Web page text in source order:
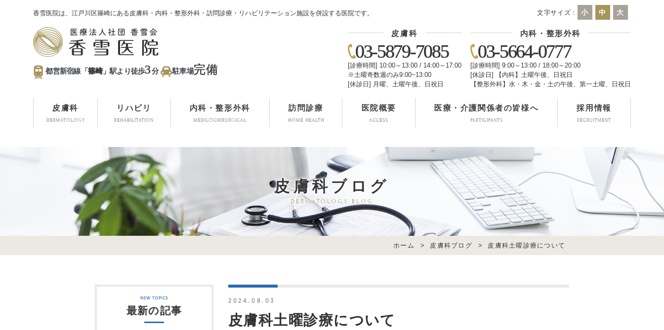
香雪医院は、江戸川区篠崎にある皮膚科・内科・整形外科・訪問診療・リハビリテーション施設を併設する医院です。 文字サイズ： 小 中 大
都営新宿線「篠崎」駅より徒歩3分 駐車場完備
皮膚科
03-5879-7085
[診療時間] 10:00～13:00 / 14:00～17:00
※土曜奇数週のみ9:00~13:00
[休診日] 月曜、土曜午後、日祝日
内科・整形外科
03-5664-0777
[診療時間] 9:00～13:00 / 18:00～20:00
[休診日] 【内科】土曜午後、日祝日
【整形外科】水・木・金・土の午後、第一土曜、日祝日
DERMATOLOGY
皮膚科
REHABILITATION
リハビリ
MEDICOCHIRURGICAL
内科・整形外科
HOME HEALTH
訪問診療
ACCESS
医院概要
PARTICIPANTS
医療・介護関係者の皆様へ
RECRUITMENT
採用情報
皮膚科ブログ
DERMATOLOGY BLOG
ホーム > 皮膚科ブログ > 皮膚科土曜診療について
2024.08.03
皮膚科土曜診療について
最新の記事